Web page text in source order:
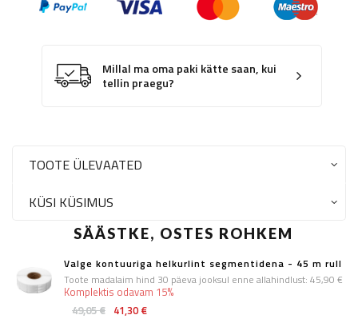
Millal ma oma paki kätte saan, kui
tellin praegu?
TOOTE ÜLEVAATED
KÜSI KÜSIMUS
SÄÄSTKE, OSTES ROHKEM
Valge kontuuriga helkurlint segmentidena - 45 m rull
Toote madalaim hind 30 päeva jooksul enne allahindlust: 45,90 €
49,05 € 41,30 €
Komplektis odavam 15%